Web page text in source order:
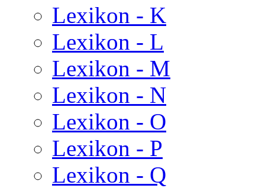
Lexikon - K
Lexikon - L
Lexikon - M
Lexikon - N
Lexikon - O
Lexikon - P
Lexikon - Q